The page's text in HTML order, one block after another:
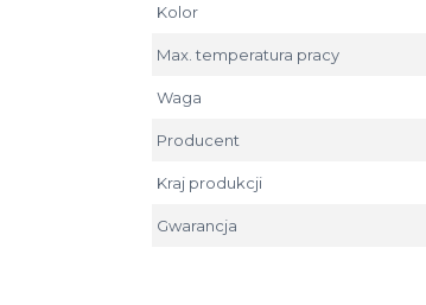
Kolor
Max. temperatura pracy
Waga
Producent
Kraj produkcji
Gwarancja